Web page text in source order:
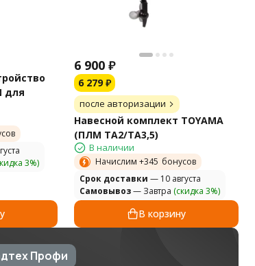
для
3%)
6 900 ₽
6 279 ₽
после авторизации
Навесной комплект TOYAMA
(ПЛМ TA2/TA3,5)
В наличии
Начислим +345 бонусов
Cрок доставки — 10 августа
Самовывоз— Завтра (скидка 3%)
В корзину
Профи